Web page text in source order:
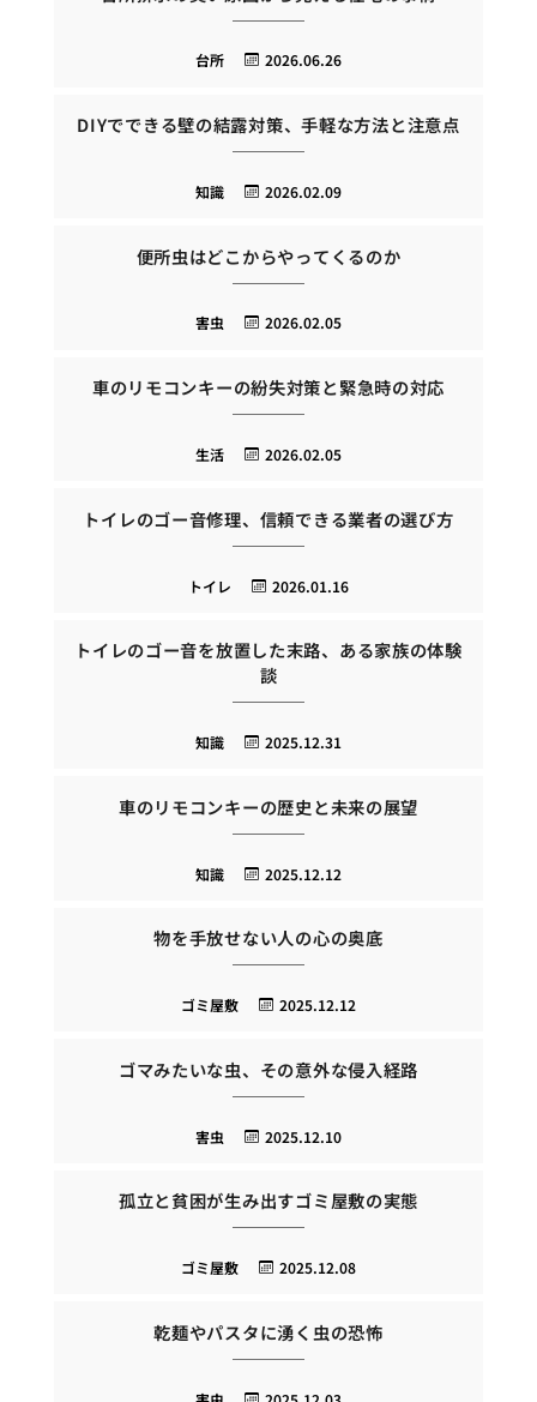
2026.06.26
台所
DIYでできる壁の結露対策、手軽な方法と注意点
2026.02.09
知識
便所虫はどこからやってくるのか
2026.02.05
害虫
車のリモコンキーの紛失対策と緊急時の対応
2026.02.05
生活
トイレのゴー音修理、信頼できる業者の選び方
2026.01.16
トイレ
トイレのゴー音を放置した末路、ある家族の体験
談
2025.12.31
知識
車のリモコンキーの歴史と未来の展望
2025.12.12
知識
物を手放せない人の心の奥底
2025.12.12
ゴミ屋敷
ゴマみたいな虫、その意外な侵入経路
2025.12.10
害虫
孤立と貧困が生み出すゴミ屋敷の実態
2025.12.08
ゴミ屋敷
乾麺やパスタに湧く虫の恐怖